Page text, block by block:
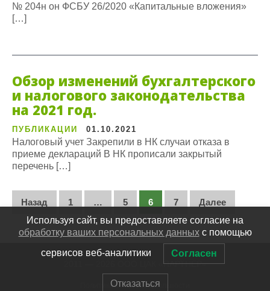
№ 204н он ФСБУ 26/2020 «Капитальные вложения»
[…]
Обзор изменений бухгалтерского
и налогового законодательства
на 2021 год.
ПУБЛИКАЦИИ 01.10.2021
Налоговый учет Закрепили в НК случаи отказа в
приеме деклараций В НК прописали закрытый
перечень […]
Пагинация
записей
Назад 1 … 5 6 7 Далее
2011 — 2026 ООО ЦАК «ПАРТНЕР»
Политика конфиденциальности
Используя сайт, вы предоставляете согласие на
обработку ваших персональных данныхс помощью
сервисов веб-аналитики Согласен
Отказаться